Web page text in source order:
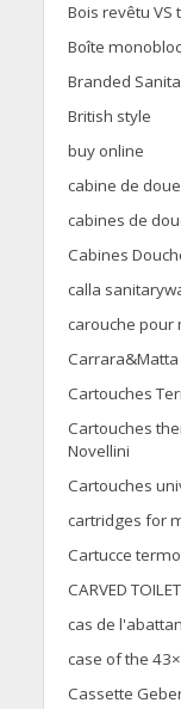
Bois revêtu
Boîte
Branded
British style
buy online
cabine de
cabines de
Cabines
calla
carouche pour
Carrara&Matta
Cartouches
Cartouches
Novellini
Cartouches
cartridges for
Cartucce
CARVED
cas de
case of the
Cassette